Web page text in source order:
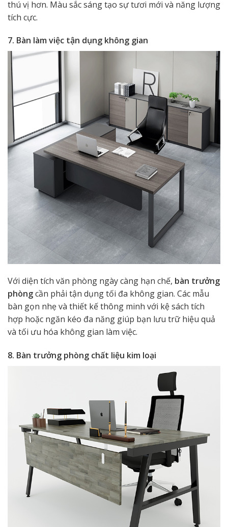
thú vị hơn. Màu sắc sáng tạo sự tươi mới và năng lượng
tích cực.
7. Bàn làm việc tận dụng không gian
Với diện tích văn phòng ngày càng hạn chế, bàn trưởng
phòngcần phải tận dụng tối đa không gian. Các mẫu
bàn gọn nhẹ và thiết kế thông minh với kệ sách tích
hợp hoặc ngăn kéo đa năng giúp bạn lưu trữ hiệu quả
và tối ưu hóa không gian làm việc.
8. Bàn trưởng phòng chất liệu kim loại